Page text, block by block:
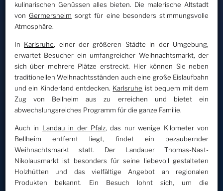
kulinarischen Genüssen alles bieten. Die malerische Altstadt
von Germersheim sorgt für eine besonders stimmungsvolle
Atmosphäre.
In Karlsruhe, einer der größeren Städte in der Umgebung,
erwartet Besucher ein umfangreicher Weihnachtsmarkt, der
sich über mehrere Plätze erstreckt. Hier können Sie neben
traditionellen Weihnachtsständen auch eine große Eislaufbahn
und ein Kinderland entdecken. Karlsruhe ist bequem mit dem
Zug von Bellheim aus zu erreichen und bietet ein
abwechslungsreiches Programm für die ganze Familie.
Auch in Landau in der Pfalz, das nur wenige Kilometer von
Bellheim entfernt liegt, findet ein bezaubernder
Weihnachtsmarkt statt. Der Landauer Thomas-Nast-
Nikolausmarkt ist besonders für seine liebevoll gestalteten
Holzhütten und das vielfältige Angebot an regionalen
Produkten bekannt. Ein Besuch lohnt sich, um die